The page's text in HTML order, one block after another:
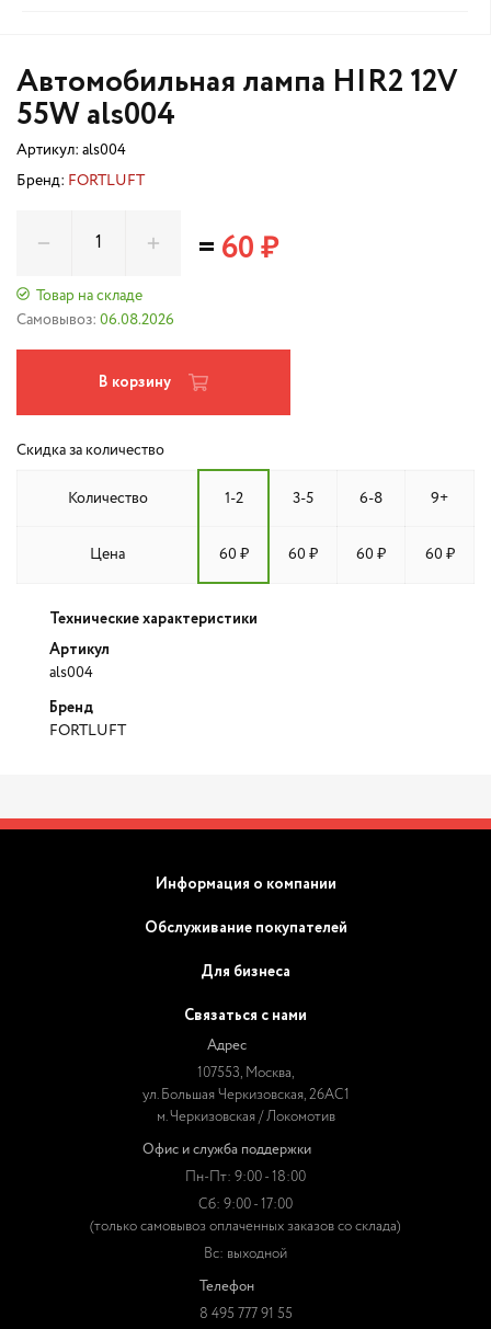
Автомобильная лампа HIR2 12V
55W als004
Артикул: als004
Бренд: FORTLUFT
Товар на складе
Самовывоз: 06.08.2026
=60 ₽
В корзину
Скидка за количество
Количество 1-2 3-5 6-8 9+
Цена 60 ₽ 60 ₽ 60 ₽ 60 ₽
Технические характеристики
Артикул
als004
Бренд
FORTLUFT
Информация о компании
Обслуживание покупателей
Для бизнеса
Связаться с нами
Адрес
107553, Москва,
ул. Большая Черкизовская, 26АС1
м. Черкизовская / Локомотив
Офис и служба поддержки
Пн-Пт: 9:00 - 18:00
Сб: 9:00 - 17:00
(только самовывоз оплаченных заказов со склада)
Вс: выходной
Телефон
8 495 777 91 55